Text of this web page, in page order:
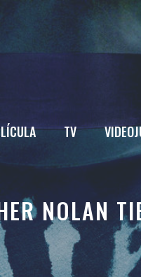
TV
NOLAN